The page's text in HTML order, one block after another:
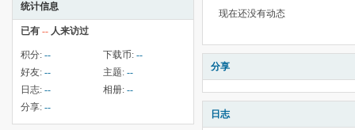
统计信息
已有 -- 人来访过
积分: -- 下载币: --
好友: -- 主题: --
日志: -- 相册: --
分享: --
现在还没有动态
分享
日志